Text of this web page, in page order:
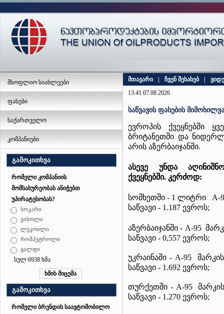
მსოფლიო სიახლეები
ფასები
საქართველო
კომპანიები
გამოკითხვა
რომელი კომპანიის
მომსახურეობას ანიჭებთ
უპირატესობას?
სოკარი
ვისოლი
ლუკოილი
რომპეტროლი
გალფი
სულ:6938 ხმა
გამოკითხვა
რომელი ბრენდის საავტომობილო
მთავარი ჩვენ შესახებ
13:41 07.08.2026
საწვავის ფასების
ევროპის ქვეყნებში
ბრიტანეთში და
არის აზერბაიჯანში.
ასევე უნდა
ქვეყნებში. კერძოდ:
სომხეთში - 1 ლიტრი A-
საწვავი - 1.187 ევროს;
აზერბაიჯანში - A-95
საწვავი - 0,557 ევროს;
უკრაინაში - A-95
საწვავი - 1.692 ევროს;
თურქეთში - A-95
საწვავი - 1.270 ევროს;